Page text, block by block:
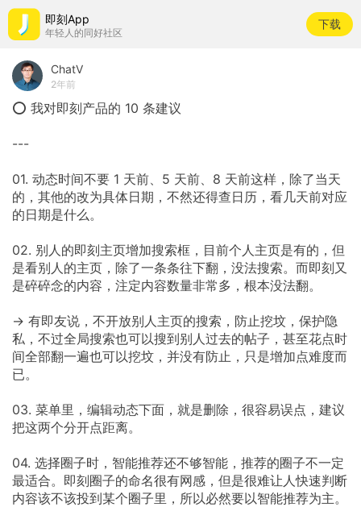
即刻App
年轻人的同好社区
下载
ChatV
2年前
⭕ 我对即刻产品的 10 条建议
---
01. 动态时间不要 1 天前、5 天前、8 天前这样，除了当天
的，其他的改为具体日期，不然还得查日历，看几天前对应
的日期是什么。
02. 别人的即刻主页增加搜索框，目前个人主页是有的，但
是看别人的主页，除了一条条往下翻，没法搜索。而即刻又
是碎碎念的内容，注定内容数量非常多，根本没法翻。
→ 有即友说，不开放别人主页的搜索，防止挖坟，保护隐
私，不过全局搜索也可以搜到别人过去的帖子，甚至花点时
间全部翻一遍也可以挖坟，并没有防止，只是增加点难度而
已。
03. 菜单里，编辑动态下面，就是删除，很容易误点，建议
把这两个分开点距离。
04. 选择圈子时，智能推荐还不够智能，推荐的圈子不一定
最适合。即刻圈子的命名很有网感，但是很难让人快速判断
内容该不该投到某个圈子里，所以必然要以智能推荐为主。